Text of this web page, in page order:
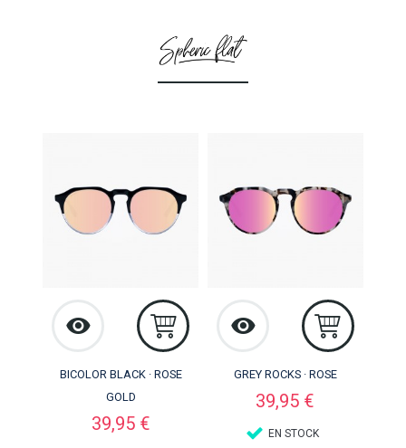
BICOLOR BLACK · ROSE
GOLD
Precio
39,95 €
GREY ROCKS · ROSE
Precio
39,95 €
EN STOCK